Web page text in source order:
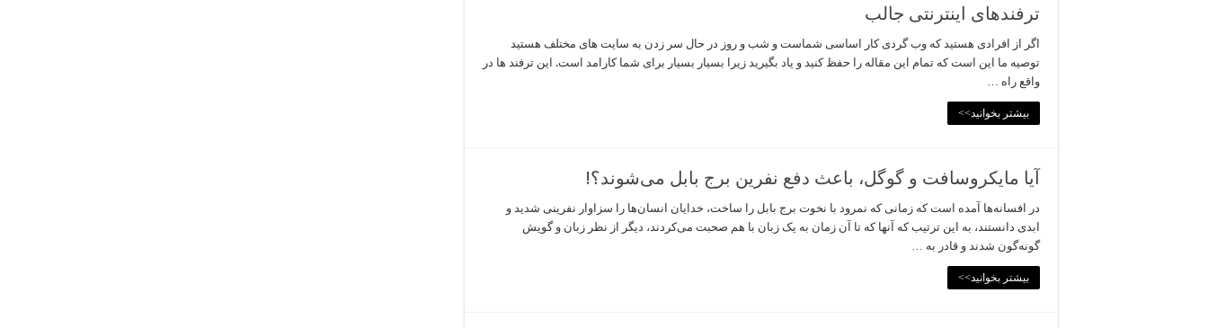
ترفند‌های اینترنتی جالب
اگر از افرادی هستید که وب گردی کار اساسی شماست و شب و روز در حال سر زدن به سایت های مختلف هستید
توصیه ما این است که تمام این مقاله را حفظ کنید و یاد بگیرید زیرا بسیار بسیار برای شما کارامد است. این ترفند ها در
واقع راه …
بیشتر بخوانید>>
آیا مایکروسافت و گوگل، باعث دفع نفرین برج بابل می‌شوند؟!
در افسانه‌ها آمده است که زمانی که نمرود با نخوت برج بابل را ساخت، خدایان انسان‌ها را سزاوار نفرینی شدید و
ابدی دانستند، به این ترتیب که آنها که تا آن زمان به یک زبان با هم صحبت می‌کردند، دیگر از نظر زبان و گویش
گونه‌گون شدند و قادر به …
بیشتر بخوانید>>